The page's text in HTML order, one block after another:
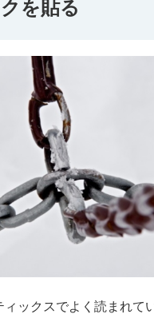
を貼る
ィックスでよく読まれて